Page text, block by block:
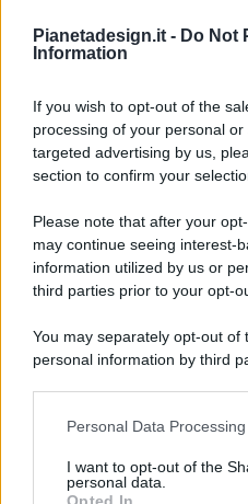
Pianetadesign.it - Do Not
Information
If you wish to opt-out of the
processing of your personal
targeted advertising by us,
section to confirm your
Please note that after your
may continue seeing interest-
information utilized by us or
third parties prior to your opt-
You may separately opt-out
personal information by third
This information may also be
disclose it to other third
Personal Data
I want to opt-out of the
personal data.
© 2026 - Pianeta Design -
Registrata Al Tribunale Di
ISCRIZIONE AL ROC N.
(ASSOCIAZIONE